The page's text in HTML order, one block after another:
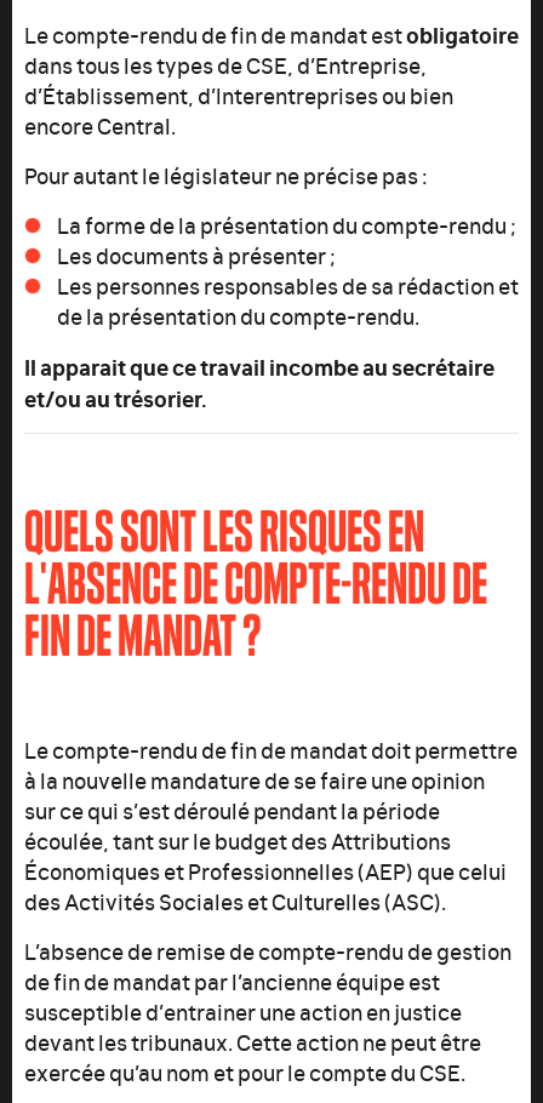
Le compte-rendu de fin de mandat estobligatoire
dans tous les types de CSE, d’Entreprise,
d’Établissement, d’Interentreprises ou bien
encore Central.
Pour autant le législateur ne précise pas :
La forme de la présentation du compte-rendu ;
Les documents à présenter ;
Les personnes responsables de sa rédaction et
de la présentation du compte-rendu.
Il apparait que ce travail incombe au secrétaire
et/ou au trésorier.
QUELS SONT LES RISQUES EN
L'ABSENCE DE COMPTE-RENDU DE
FIN DE MANDAT ?
Le compte-rendu de fin de mandat doit permettre
à la nouvelle mandature de se faire une opinion
sur ce qui s’est déroulé pendant la période
écoulée, tant sur le budget des Attributions
Économiques et Professionnelles (AEP) que celui
des Activités Sociales et Culturelles (ASC).
L’absence de remise de compte-rendu de gestion
de fin de mandat par l’ancienne équipe est
susceptible d’entrainer une action en justice
devant les tribunaux. Cette action ne peut être
exercée qu’au nom et pour le compte du CSE.